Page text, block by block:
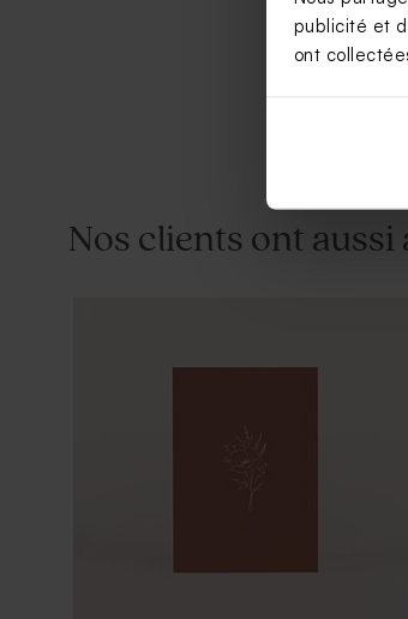
publicité et
ont
Nos clients ont aussi